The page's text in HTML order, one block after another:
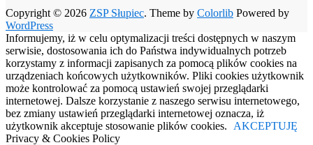
Copyright © 2026 ZSP Słupiec. Theme by Colorlib Powered by
WordPress
Informujemy, iż w celu optymalizacji treści dostępnych w naszym
serwisie, dostosowania ich do Państwa indywidualnych potrzeb
korzystamy z informacji zapisanych za pomocą plików cookies na
urządzeniach końcowych użytkowników. Pliki cookies użytkownik
może kontrolować za pomocą ustawień swojej przeglądarki
internetowej. Dalsze korzystanie z naszego serwisu internetowego,
bez zmiany ustawień przeglądarki internetowej oznacza, iż
użytkownik akceptuje stosowanie plików cookies.
AKCEPTUJĘ
Privacy & Cookies Policy